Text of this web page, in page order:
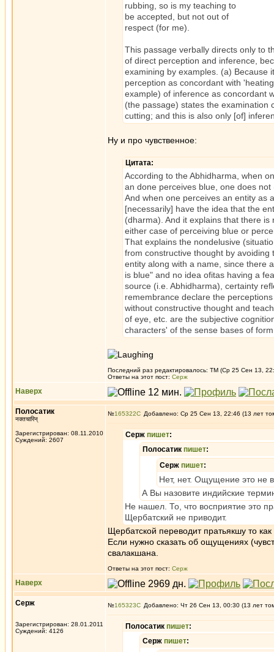
rubbing, so is my teaching to
be accepted, but not out of
respect (for me).
This passage verbally directs only to
of direct perception and inference,
examining by examples. (a) Because
perception as concordant with
example) of inference as concordant
(the passage) states the examination
cutting; and this is also only [of]
Ну и про чувственное:
Цитата:
According to the Abhidharma, when
an done perceives blue, one does
And when one perceives an entity as
[necessarily] have the idea that the
(dharma). And it explains that there is
either case of perceiving blue or
That explains the nondelusive
from constructive thought by avoiding
entity along with a name, since there
is blue" and no idea ofitas having a
source (i.e. Abhidharma), certainty
remembrance declare the
without constructive thought and
of eye, etc. are the subjective
characters' of the sense bases of
Последний раз редактировалось: ТМ (Ср 25 Сен 13,
Ответы на этот пост: Серж
Наверх
Полосатик
नक्तचारिन्
Зарегистрирован: 08.11.2010
Суждений: 2607
№165322 Добавлено: Ср 25 Сен 13, 22:46 (13 лет
Серж пишет:
Полосатик пишет:
Серж пишет:
Нет, нет. Ощущение это не
А Вы назовите индийские
Не нашел. То, что восприятие это
Щербатский не приводит.
Щербатской переводит пратьякшу то
Если нужно сказать об ощущениях
свалакшана.
Ответы на этот пост: Серж
Наверх
Серж
Зарегистрирован: 28.01.2011
Суждений: 4126
№165323 Добавлено: Чт 26 Сен 13, 00:30 (13 лет
Полосатик пишет:
Серж пишет: